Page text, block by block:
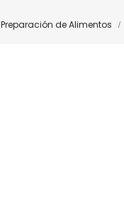
Preparación de Alimentos